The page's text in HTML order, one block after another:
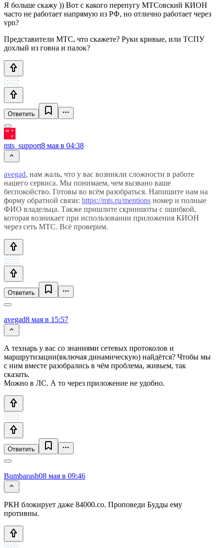
Я больше скажу )) Вот с какого перепугу МТСовский КИОН
часто не работает напрямую из РФ, но отлично работает через
vpn?
Представители МТС, что скажете? Руки кривые, или ТСПУ
дохлый из говна и палок?
Ответить
mts_support8 мая в 04:38
avegad, нам жаль, что у вас возникли сложности в работе
нашего сервиса. Мы понимаем, чем вызвано ваше
беспокойство. Готовы во всём разобраться. Напишите нам на
форму обратной связи: https://mts.ru/mentions номер и полные
ФИО владельца. Также пришлите скриншоты с ошибкой,
которая возникает при использовании приложения КИОН
через сеть МТС. Всё проверим.
Ответить
avegad8 мая в 15:57
А технарь у вас со знаниями сетевых протоколов и
маршрутизации(включая динамическую) найдётся? Чтобы мы
с ним вместе разобрались в чём проблема, живьем, так
сказать.
Можно в ЛС. А то через приложение не удобно.
Ответить
Bumbarash08 мая в 09:46
РКН блокирует даже 84000.co. Проповеди Будды ему
противны.